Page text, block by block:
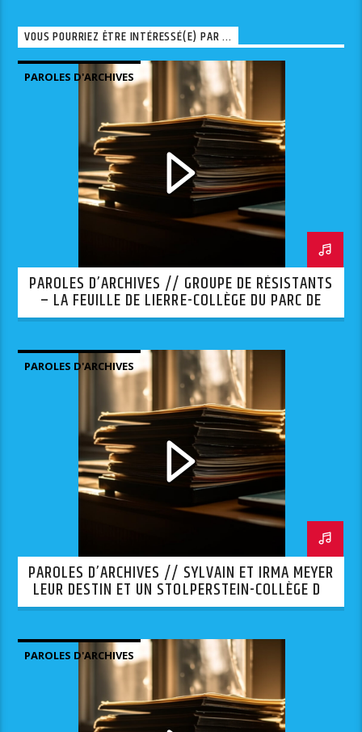
VOUS POURRIEZ ÊTRE INTÉRESSÉ(E) PAR ...
PAROLES D'ARCHIVES
PAROLES D’ARCHIVES // GROUPE DE RÉSISTANTS
– LA FEUILLE DE LIERRE-COLLÈGE DU PARC DE
ILLKIRCH
PAROLES D'ARCHIVES
PAROLES D’ARCHIVES // SYLVAIN ET IRMA MEYER
LEUR DESTIN ET UN STOLPERSTEIN-COLLÈGE DU
PARC DE ILLKIRCH
PAROLES D'ARCHIVES